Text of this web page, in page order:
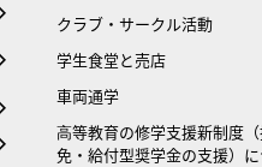
クラブ・サークル活動
学生食堂と売店
車両通学
⾼等教育の修学支援新制度
免・給付型奨学金の支援）